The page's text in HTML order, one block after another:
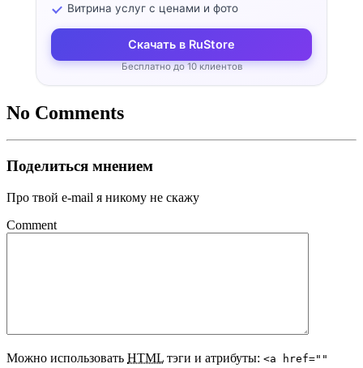
Витрина услуг с ценами и фото
Скачать в RuStore
Бесплатно до 10 клиентов
No Comments
Поделиться мнением
Про твой e-mail я никому не скажу
Comment
Можно использовать HTML тэги и атрибуты: <a href=""